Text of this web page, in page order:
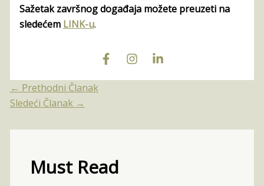
Sažetak završnog događaja možete preuzeti na
sledećem LINK-u.
← Prethodni Članak
Sledeći Članak →
Must Read